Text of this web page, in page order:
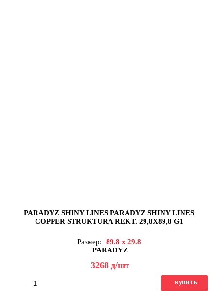
PARADYZ SHINY LINES PARADYZ SHINY LINES
COPPER STRUKTURA REKT. 29,8X89,8 G1
Размер:
89.8 x 29.8
PARADYZ
3268 д/шт
купить